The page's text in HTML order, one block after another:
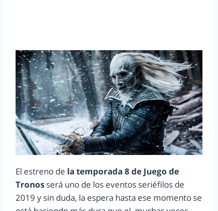
El estreno de la temporada 8 de Juego de
Tronos será uno de los eventos seriéfilos de
2019 y sin duda, la espera hasta ese momento se